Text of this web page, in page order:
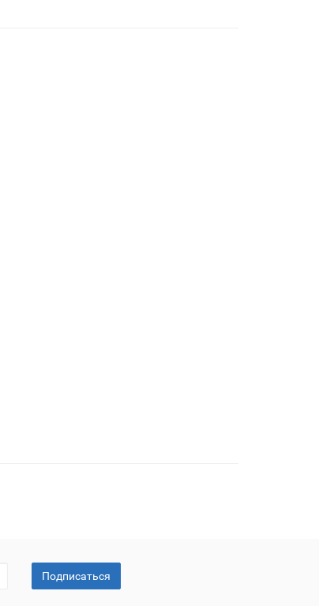
Подписаться